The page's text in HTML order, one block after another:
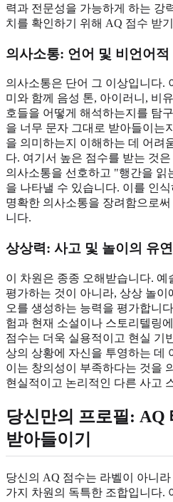
력과 전문성을 가능하게 하는 강
치를 확인하기 위해 AQ 점수 받기
의사소통: 언어 및 비언어적
의사소통은 단어 그 이상입니다.
미와 함께 음성 톤, 아이러니, 비
호들을 어떻게 해석하는지를 탐
을 너무 문자 그대로 받아들이는
을 의미하는지 이해하는 데 어려
다. 여기서 높은 점수를 받는 것
의사소통을 선호하고 "행간을 읽
을 나타낼 수 있습니다. 이를 인
명확한 의사소통을 장려함으로
니다.
상상력: 사고 및 놀이의 유
이 차원은 종종 오해받습니다.
평가하는 것이 아니라, 상상 놀이
오를 생성하는 능력을 평가합니
험과 현재 소설이나 스토리텔링
점수는 더욱 실용적이고 현실 기
상의 상황에 자신을 투영하는 데
이는 창의성이 부족하다는 것을
현실적이고 논리적인 다른 사고
당신만의 프로필: AQ
받아들이기
당신의 AQ 점수는 라벨이 아니
가지 차원의 독특한 조합입니다.